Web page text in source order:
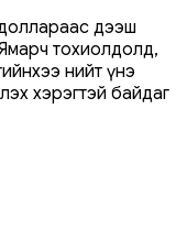
дээш
тохиолдолд,
нийт үнэ
хэрэгтэй байдаг